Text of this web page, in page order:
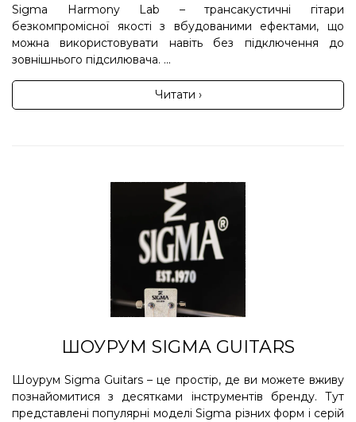
Sigma Harmony Lab – трансакустичні гітари
безкомпромісної якості з вбудованими ефектами, що
можна використовувати навіть без підключення до
зовнішнього підсилювача. ...
Читати ›
ШОУРУМ SIGMA GUITARS
Шоурум Sigma Guitars – це простір, де ви можете вживу
познайомитися з десятками інструментів бренду. Тут
представлені популярні моделі Sigma різних форм і серій